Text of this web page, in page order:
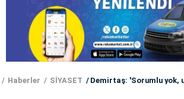
Haberler SİYASET Demirtaş: 'Sorumlu yok, utanma yok, insanlık yok,